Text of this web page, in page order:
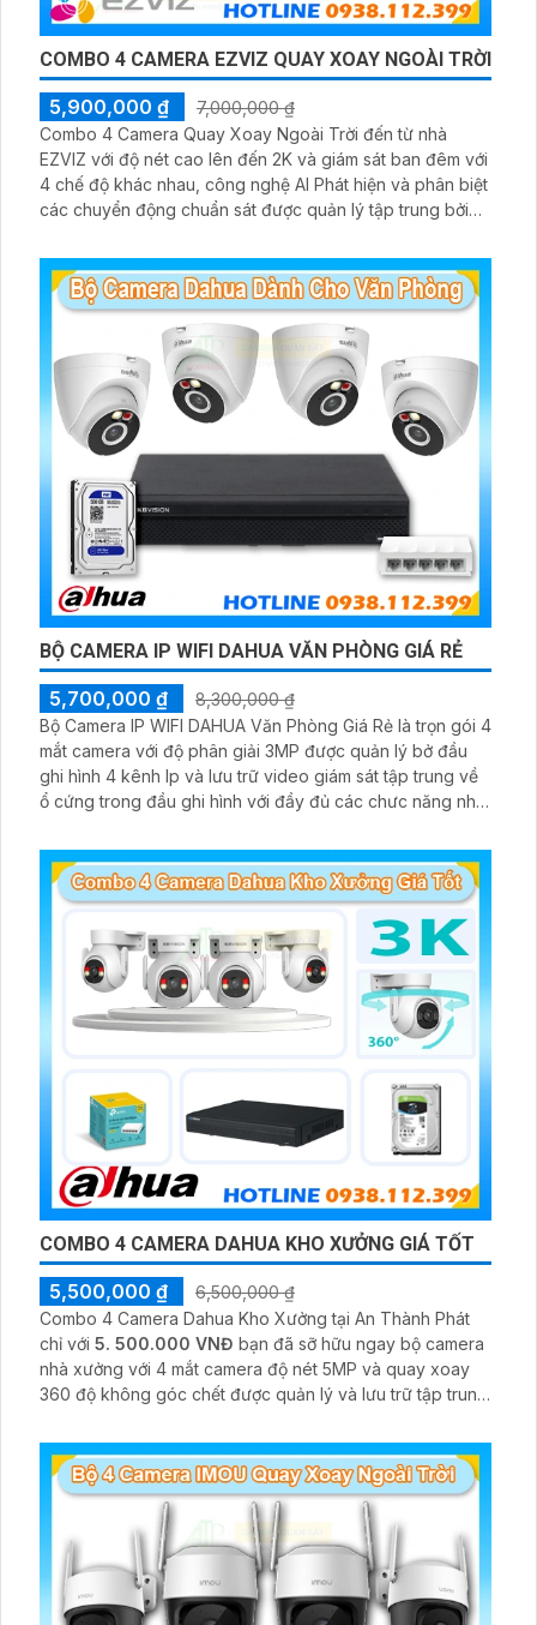
COMBO 4 CAMERA EZVIZ QUAY XOAY NGOÀI TRỜI
5,900,000 ₫
7,000,000 ₫
Combo 4 Camera Quay Xoay Ngoài Trời đến từ nhà
EZVIZ với độ nét cao lên đến 2K và giám sát ban đêm với
4 chế độ khác nhau, công nghệ AI Phát hiện và phân biệt
các chuyển động chuẩn sát được quản lý tập trung bởi
BỘ CAMERA IP WIFI DAHUA VĂN PHÒNG GIÁ RẺ
5,700,000 ₫
8,300,000 ₫
Bộ Camera IP WIFI DAHUA Văn Phòng Giá Rẻ là trọn gói 4
mắt camera với độ phân giải 3MP được quản lý bở đầu
ghi hình 4 kênh Ip và lưu trữ video giám sát tập trung về
ổ cứng trong đầu ghi hình với đầy đủ các chưc năng như
giám sát có màu vào ban đêm
COMBO 4 CAMERA DAHUA KHO XƯỞNG GIÁ TỐT
5,500,000 ₫
6,500,000 ₫
Combo 4 Camera Dahua Kho Xưởng tại An Thành Phát
chỉ với 5. 500.000 VNĐ bạn đã sỡ hữu ngay bộ camera
nhà xưởng với 4 mắt camera độ nét 5MP và quay xoay
360 độ không góc chết được quản lý và lưu trữ tập trung